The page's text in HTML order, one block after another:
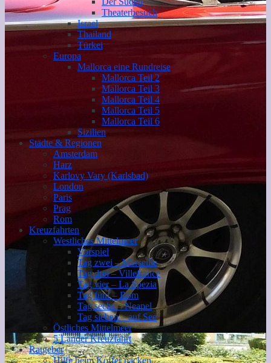
Theaterbesuch
Israel
Thailand
Türkei
Europa
Mallorca eine Rundreise
Mallorca Teil 2
Mallorca Teil 3
Mallorca Teil 4
Mallorca Teil 5
Mallorca Teil 6
Sizilien
Städte & Regionen
Amsterdam
Harz
Karlovy Vary (Karlsbad)
London
Paris
Prag
Rom
Kreuzfahrten
Westliches Mittelmeer
Vorspiel
Tag zwei – Marseille
Tag drei – Villefrance
Tag vier – La Spezia
Tag fünf – Rom
Tag sechs – Neapel
Tag sieben – auf See
Östliches Mittelmeer
5 Länder Kreuzfahrt
Ratgeber
Hilfe beim Koffer packen